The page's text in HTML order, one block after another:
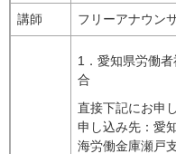
講師 フリーアナウ
1．愛知県労働
合
直接下記にお申
申し込み先：愛
海労働金庫瀬戸